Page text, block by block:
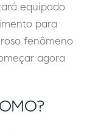
equipado
para
fenômeno
agora